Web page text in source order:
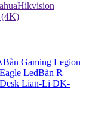
Hikvision
(4K)
Bàn Gaming Legion
LedBàn R
Lian-Li DK-